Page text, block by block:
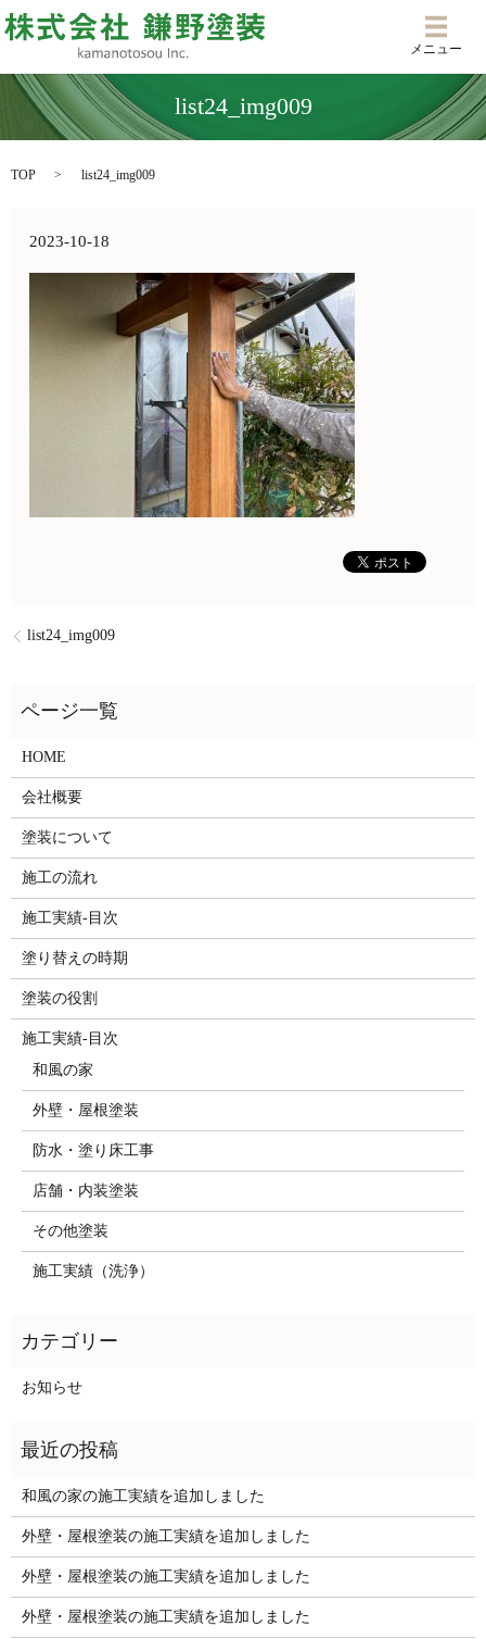
メニ
メニュー
list24_img009
TOP list24_img009
2023-10-18
list24_img009
HOME
会社概要
塗装について
施工の流れ
施工実績-目次
塗り替えの時期
塗装の役割
施工実績-目次
和風の家
外壁・屋根塗装
防水・塗り床工事
店舗・内装塗装
その他塗装
施工実績（洗浄）
お知らせ
和風の家の施工実績を追加しました
外壁・屋根塗装の施工実績を追加しました
外壁・屋根塗装の施工実績を追加しました
外壁・屋根塗装の施工実績を追加しました